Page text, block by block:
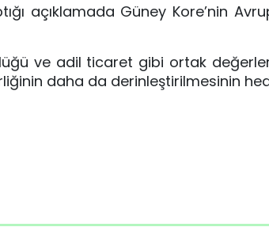
açıklamada Güney Kore’nin
ve adil ticaret gibi ortak
daha da derinleştirilmesinin